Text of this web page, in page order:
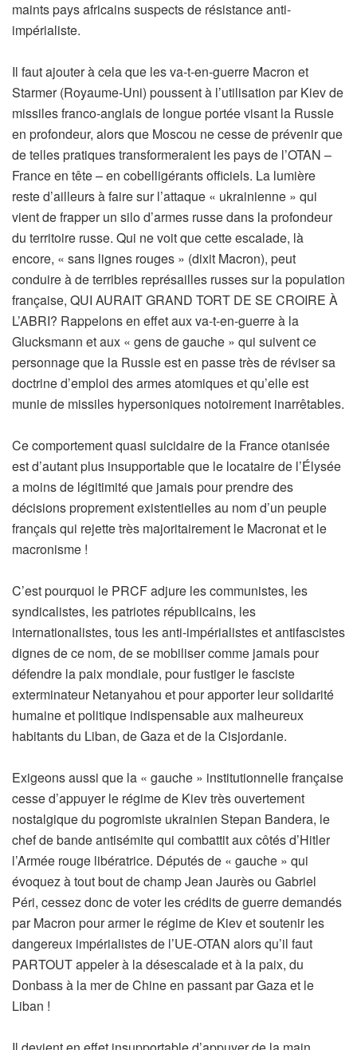
maints pays africains suspects de résistance anti-
impérialiste.
Il faut ajouter à cela que les va-t-en-guerre Macron et
Starmer (Royaume-Uni) poussent à l’utilisation par Kiev de
missiles franco-anglais de longue portée visant la Russie
en profondeur, alors que Moscou ne cesse de prévenir que
de telles pratiques transformeraient les pays de l’OTAN –
France en tête – en cobelligérants officiels. La lumière
reste d’ailleurs à faire sur l’attaque « ukrainienne » qui
vient de frapper un silo d’armes russe dans la profondeur
du territoire russe. Qui ne voit que cette escalade, là
encore, « sans lignes rouges » (dixit Macron), peut
conduire à de terribles représailles russes sur la population
française, QUI AURAIT GRAND TORT DE SE CROIRE À
L’ABRI? Rappelons en effet aux va-t-en-guerre à la
Glucksmann et aux « gens de gauche » qui suivent ce
personnage que la Russie est en passe très de réviser sa
doctrine d’emploi des armes atomiques et qu’elle est
munie de missiles hypersoniques notoirement inarrêtables.
Ce comportement quasi suicidaire de la France otanisée
est d’autant plus insupportable que le locataire de l’Élysée
a moins de légitimité que jamais pour prendre des
décisions proprement existentielles au nom d’un peuple
français qui rejette très majoritairement le Macronat et le
macronisme !
C’est pourquoi le PRCF adjure les communistes, les
syndicalistes, les patriotes républicains, les
internationalistes, tous les anti-impérialistes et antifascistes
dignes de ce nom, de se mobiliser comme jamais pour
défendre la paix mondiale, pour fustiger le fasciste
exterminateur Netanyahou et pour apporter leur solidarité
humaine et politique indispensable aux malheureux
habitants du Liban, de Gaza et de la Cisjordanie.
Exigeons aussi que la « gauche » institutionnelle française
cesse d’appuyer le régime de Kiev très ouvertement
nostalgique du pogromiste ukrainien Stepan Bandera, le
chef de bande antisémite qui combattit aux côtés d’Hitler
l’Armée rouge libératrice. Députés de « gauche » qui
évoquez à tout bout de champ Jean Jaurès ou Gabriel
Péri, cessez donc de voter les crédits de guerre demandés
par Macron pour armer le régime de Kiev et soutenir les
dangereux impérialistes de l’UE-OTAN alors qu’il faut
PARTOUT appeler à la désescalade et à la paix, du
Donbass à la mer de Chine en passant par Gaza et le
Liban !